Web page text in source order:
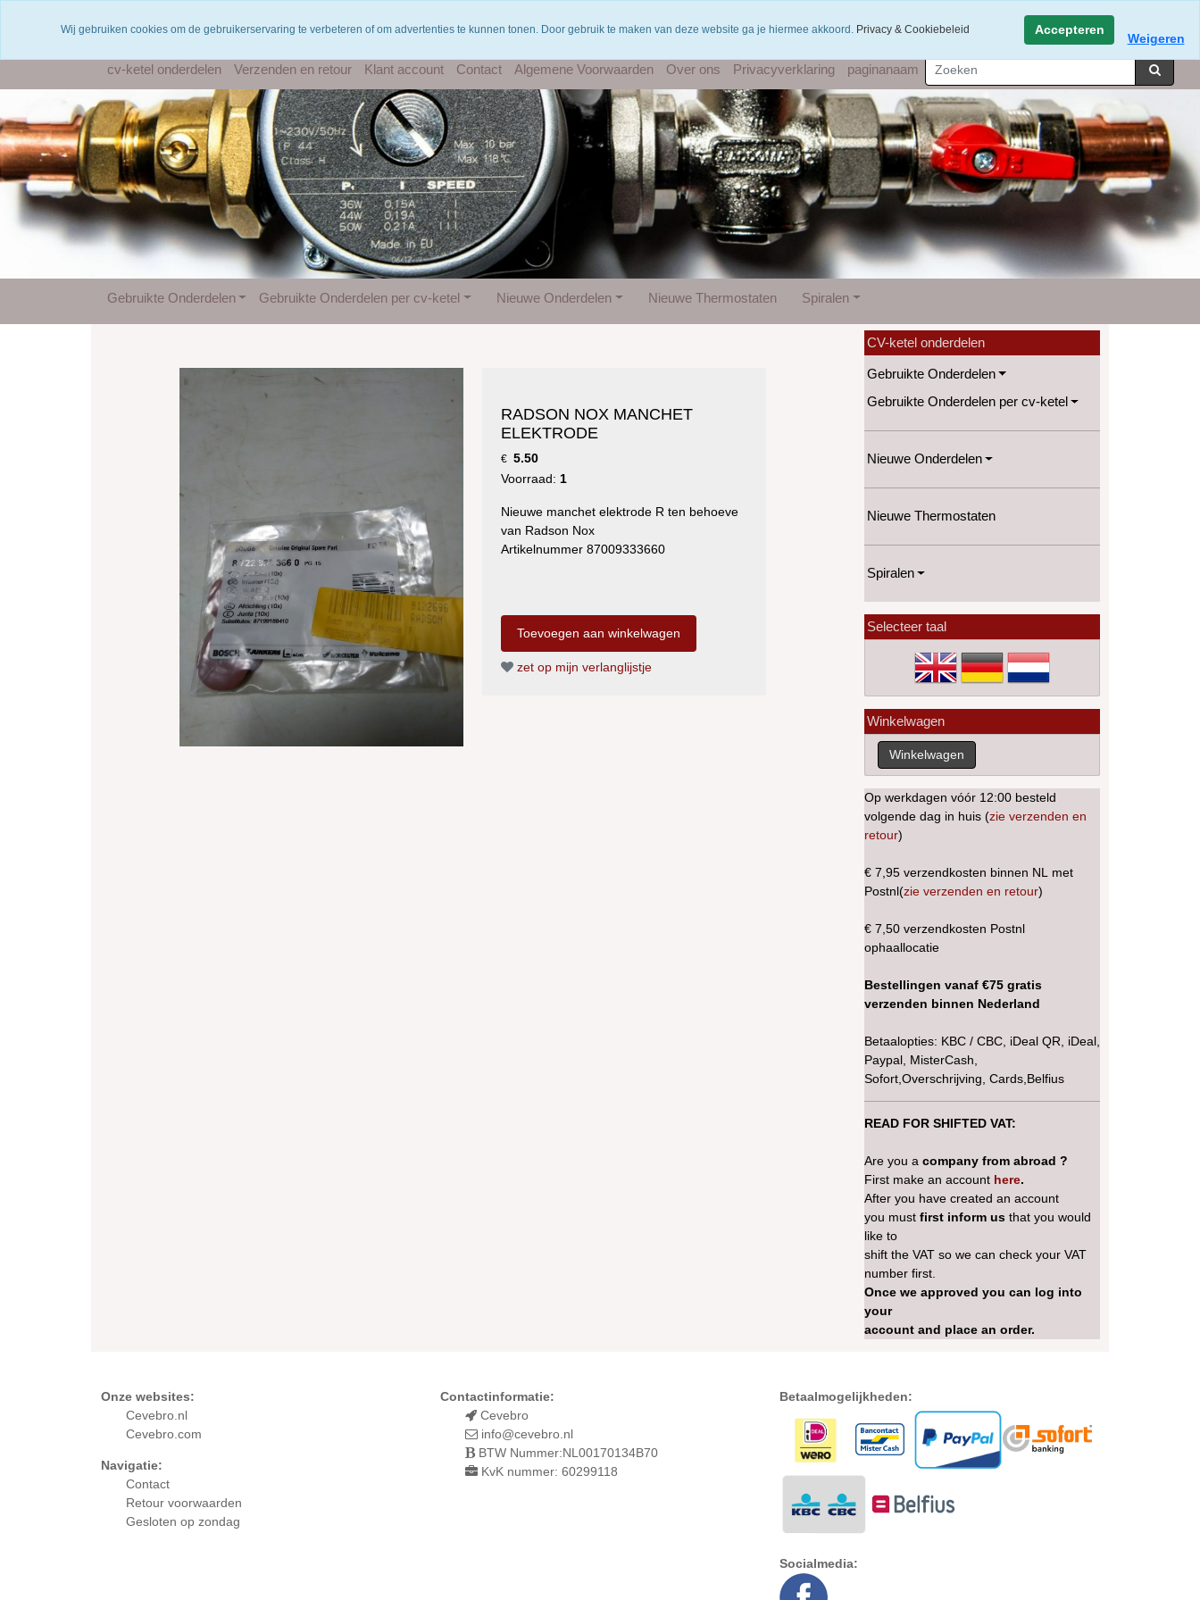
cv-ketel onderdelen Verzenden en retour Klant account Contact Algemene Voorwaarden Over ons Privacyverklaring paginanaam
Gebruikte Onderdelen Gebruikte Onderdelen per cv-ketel Nieuwe Onderdelen Nieuwe Thermostaten Spiralen
RADSON NOX MANCHET
ELEKTRODE
€ 5.50
Voorraad: 1
Nieuwe manchet elektrode R ten behoeve
van Radson Nox
Artikelnummer 87009333660
zet op mijn verlanglijstje
CV-ketel onderdelen
Gebruikte Onderdelen
Gebruikte Onderdelen per cv-ketel
Nieuwe Onderdelen
Nieuwe Thermostaten
Spiralen
Selecteer taal
Winkelwagen
Op werkdagen vóór 12:00 besteld
volgende dag in huis (zie verzenden en
retour)
€ 7,95 verzendkosten binnen NL met
Postnl(zie verzenden en retour)
€ 7,50 verzendkosten Postnl
ophaallocatie
Bestellingen vanaf €75 gratis
verzenden binnen Nederland
Betaalopties: KBC / CBC, iDeal QR, iDeal,
Paypal, MisterCash,
Sofort,Overschrijving, Cards,Belfius
READ FOR SHIFTED VAT:
Are you a company from abroad ?
First make an account here.
After you have created an account
you must first inform usthat you would
like to
shift the VAT so we can check your VAT
number first.
Once we approved you can log into
your
account and place an order.
Onze websites:
Cevebro.nl
Cevebro.com
Navigatie:
Contact
Retour voorwaarden
Gesloten op zondag
Contactinformatie:
Cevebro
info@cevebro.nl
BTW Nummer:NL00170134B70
KvK nummer: 60299118
Betaalmogelijkheden:
Socialmedia:
Wij gebruiken cookies om de gebruikerservaring te verbeteren of om advertenties te kunnen tonen. Door gebruik te maken van deze website ga je hiermee akkoord. Privacy & Cookiebeleid Accepteren
Weigeren